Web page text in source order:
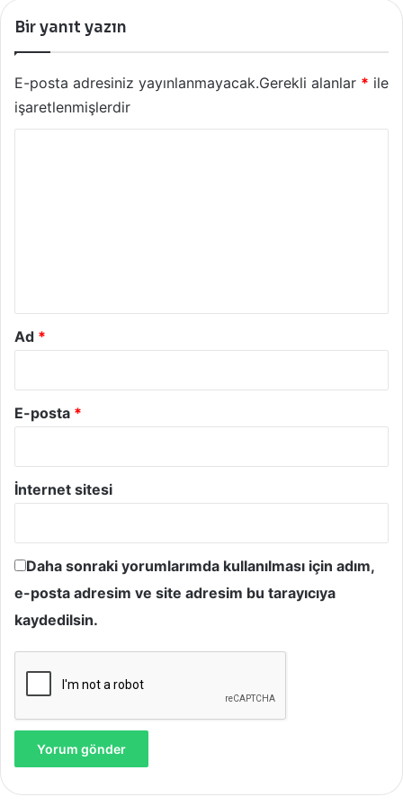
Bir yanıt yazın
E-posta adresiniz yayınlanmayacak.Gerekli alanlar * ile
işaretlenmişlerdir
Ad *
E-posta *
İnternet sitesi
Daha sonraki yorumlarımda kullanılması için adım,
e-posta adresim ve site adresim bu tarayıcıya
kaydedilsin.